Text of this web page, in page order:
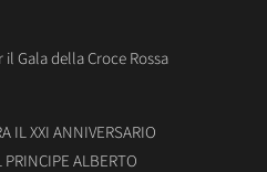
Gala della Croce Rossa
IL XXI ANNIVERSARIO
PRINCIPE ALBERTO